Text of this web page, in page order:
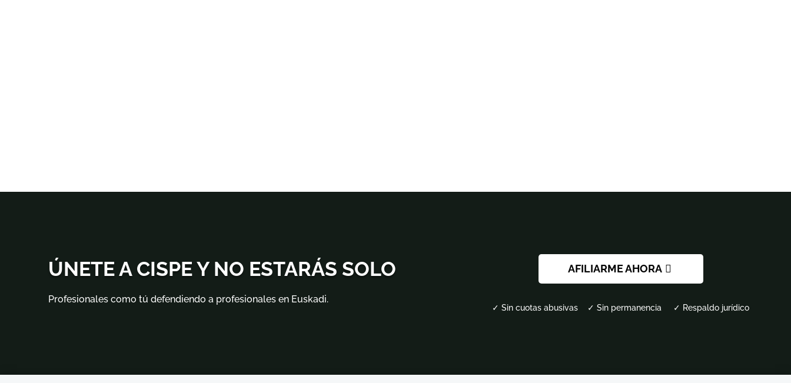
ÚNETE A CISPE Y NO ESTARÁS SOLO
Profesionales como tú defendiendo a profesionales en Euskadi.
AFILIARME AHORA
✓ Sin cuotas abusivas ✓ Sin permanencia ✓ Respaldo jurídico